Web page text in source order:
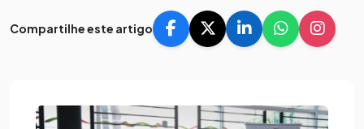
Compartilhe este artigo